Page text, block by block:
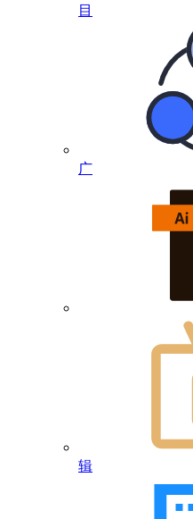
目
广
辑